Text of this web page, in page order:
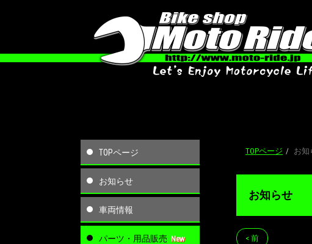
TOPページ
お知らせ
車両情報
パーツ・用品販売
TOPページ お知
お知らせ
< 前